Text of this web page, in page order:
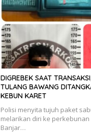
DIGREBEK SAAT
TULANG BAWANG
KEBUN KARET
Polisi menyita tujuh paket
melarikan diri ke
Banjar…